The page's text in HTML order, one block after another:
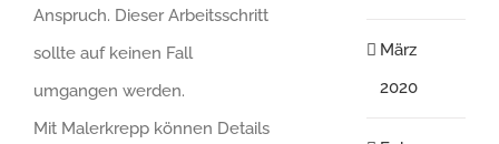
Anspruch. Dieser Arbeitsschritt
sollte auf keinen Fall
umgangen werden.
Mit Malerkrepp können Details
März
2020